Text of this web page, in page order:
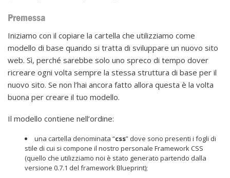
Premessa
Iniziamo con il copiare la cartella che utilizziamo come
modello di base quando si tratta di sviluppare un nuovo sito
web. Sì, perché sarebbe solo uno spreco di tempo dover
ricreare ogni volta sempre la stessa struttura di base per il
nuovo sito. Se non l’hai ancora fatto allora questa è la volta
buona per creare il tuo modello.
Il modello contiene nell’ordine:
una cartella denominata “css” dove sono presenti i fogli di
stile di cui si compone il nostro personale Framework CSS
(quello che utilizziamo noi è stato generato partendo dalla
versione 0.7.1 del framework Blueprint);